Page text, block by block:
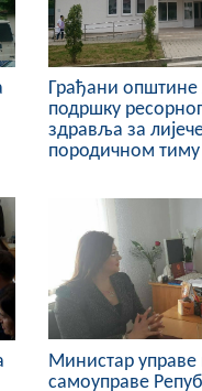
Грађани општине
подршку
здравља за
породичном тиму
Министар управе
самоуправе